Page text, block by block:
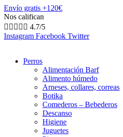
Envío gratis +120€
Nos califican
     4.7/5
Instagram Facebook Twitter
Perros
Alimentación Barf
Alimento húmedo
Arneses, collares, correas
Botika
Comederos – Bebederos
Descanso
Higiene
Juguetes